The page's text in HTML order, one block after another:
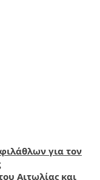
για τον
Αιτωλίας και